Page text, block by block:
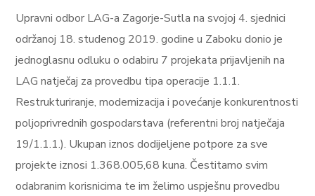
Upravni odbor LAG-a Zagorje-Sutla na svojoj 4. sjednici
održanoj 18. studenog 2019. godine u Zaboku donio je
jednoglasnu odluku o odabiru 7 projekata prijavljenih na
LAG natječaj za provedbu tipa operacije 1.1.1.
Restrukturiranje, modernizacija i povećanje konkurentnosti
poljoprivrednih gospodarstava (referentni broj natječaja
19/1.1.1.). Ukupan iznos dodijeljene potpore za sve
projekte iznosi 1.368.005,68 kuna. Čestitamo svim
odabranim korisnicima te im želimo uspješnu provedbu